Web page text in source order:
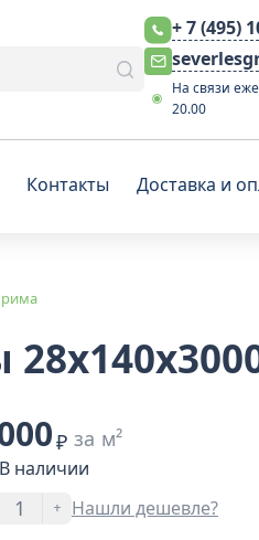
+ 7 (495)
На связи
20.00
Контакты Доставка и
₽ за м²
В наличии
+ Нашли дешевле?